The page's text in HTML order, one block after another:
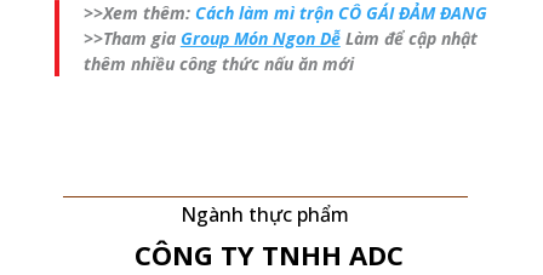
>>Xem thêm: Cách làm mì trộn CÔ GÁI ĐẢM ĐANG
>>Tham gia Group Món Ngon DễLàm để cập nhật
thêm nhiều công thức nấu ăn mới
Ngành thực phẩm
CÔNG TY TNHH ADC